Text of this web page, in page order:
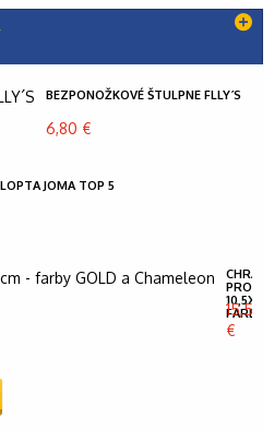
BEZPONOŽKOVÉ ŠTULPNE FLLY´S
6,80 €
JOMA TOP 5
FARBY...
15,50
€